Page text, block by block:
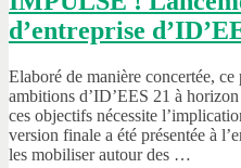
d’entreprise
Elaboré de manière concertée,
ambitions d’ID’EES 21 à
ces objectifs nécessite
version finale a été présentée à
les mobiliser autour des …